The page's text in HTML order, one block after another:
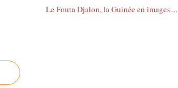
Le Fouta Djalon, la Guinée en images....